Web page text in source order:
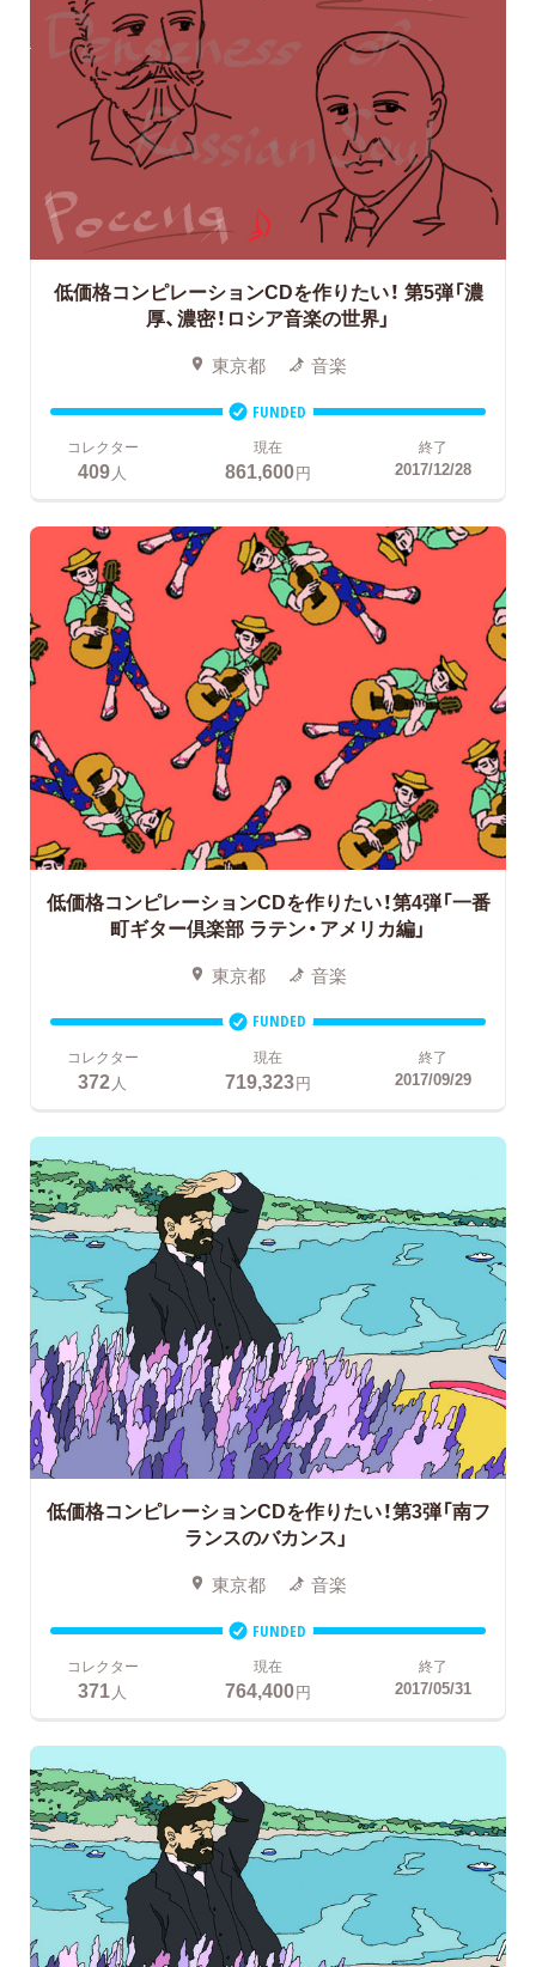
低価格コンピレーションCDを作りたい！ 第5弾「濃
厚、濃密！ロシア音楽の世界」
東京都 音楽
FUNDED
コレクター
409人
現在
861,600円
終了
2017/12/28
低価格コンピレーションCDを作りたい！第4弾「一番
町ギター倶楽部 ラテン・アメリカ編」
東京都 音楽
FUNDED
コレクター
372 人
現在
719,323円
終了
2017/09/29
低価格コンピレーションCDを作りたい！第3弾「南フ
ランスのバカンス」
東京都 音楽
FUNDED
コレクター
371人
現在
764,400円
終了
2017/05/31